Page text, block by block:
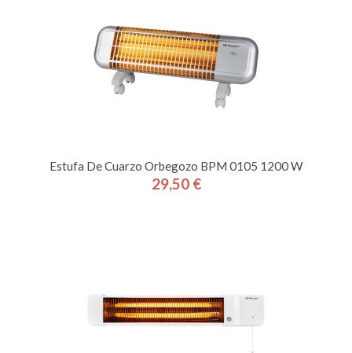
Estufa De Cuarzo Orbegozo BPM 0105 1200 W
Precio
29,50 €